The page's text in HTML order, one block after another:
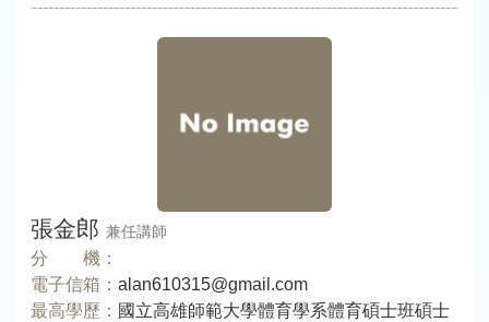
張金郎 兼任講師
分 機：
電子信箱： alan610315@gmail.com
最高學歷： 國立高雄師範大學體育學系體育碩士班碩士